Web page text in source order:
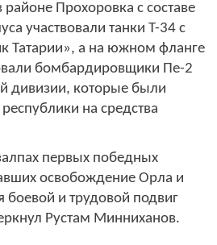
Прохоровка с составе
участвовали танки Т-34 с
Татарии», а на южном фланге
бомбардировщики Пе-2
дивизии, которые были
на средства
первых победных
освобождение Орла и
боевой и трудовой подвиг
Рустам Минниханов.